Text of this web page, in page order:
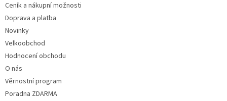
Ceník a nákupní možnosti
Doprava a platba
Novinky
Velkoobchod
Hodnocení obchodu
O nás
Věrnostní program
Poradna ZDARMA